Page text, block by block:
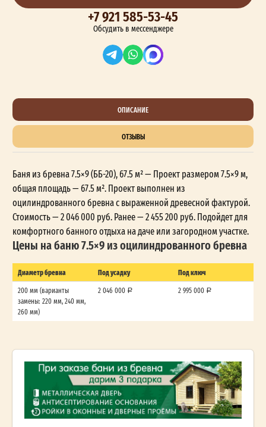
+7 921 585-53-45
Обсудить в мессенджере
ОПИСАНИЕ
ОТЗЫВЫ
Баня из бревна 7.5×9 (ББ-20), 67.5 м² — Проект размером 7.5×9 м,
общая площадь — 67.5 м². Проект выполнен из
оцилиндрованного бревна с выраженной древесной фактурой.
Стоимость — 2 046 000 руб. Ранее — 2 455 200 руб. Подойдет для
комфортного банного отдыха на даче или загородном участке.
Цены на баню 7.5×9 из оцилиндрованного бревна
Диаметр бревна Под усадку Под ключ
200 мм (варианты
замены: 220 мм, 240 мм,
260 мм)
2 046 000 2 995 000